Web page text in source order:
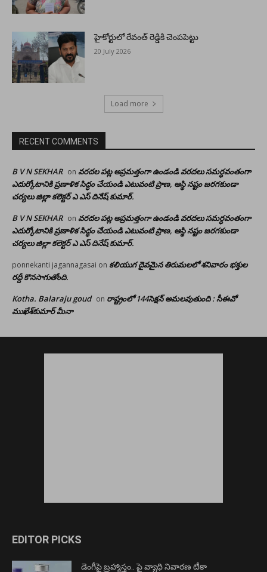
హైకోర్టులో రేవంత్ రెడ్డికి చెంపపెట్టు
20 July 2026
Load more
RECENT COMMENTS
B V N SEKHAR on వరదల పట్ల అప్రమత్తంగా ఉండండి వరదలు సమర్ధవంతంగా
ఎదుర్కోటానికి ప్రణాళిక సిద్ధం చేయండి ఎటువంటి ప్రాణ, ఆస్థి నష్టం జరగకుండా
చర్యలు జిల్లా కలెక్టర్ ఎ ఎస్ దినేష్ కుమార్.
B V N SEKHAR on వరదల పట్ల అప్రమత్తంగా ఉండండి వరదలు సమర్ధవంతంగా
ఎదుర్కోటానికి ప్రణాళిక సిద్ధం చేయండి ఎటువంటి ప్రాణ, ఆస్థి నష్టం జరగకుండా
చర్యలు జిల్లా కలెక్టర్ ఎ ఎస్ దినేష్ కుమార్.
ponnekanti jagannagasai on కలియుగ దైవమైన తిరుమలలో శనివారం భక్తుల
రద్దీ కొనసాగుతోంది.
Kotha. Balaraju goud on రాష్ట్రంలో 144సెక్షన్ అమలవుతుంది : సీఈవో
ముఖేశ్‌కుమార్‌ మీనా
EDITOR PICKS
డెంగీపై బ్రహ్మాస్త్రం.. పై వ్యాధి నివారణ టీకా